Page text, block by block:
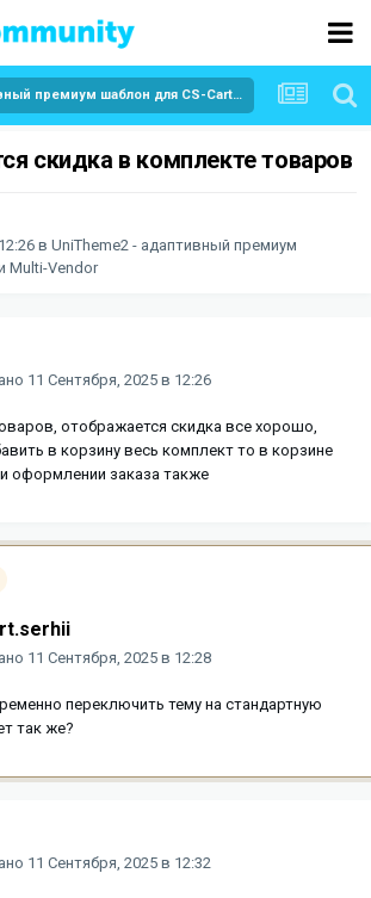
UniTheme2 - адаптивный премиум шаблон для CS-Cart и Multi-Vendor
скидка в комплекте товаров
в UniTheme2 - адаптивный премиум
Multi-Vendor
11 Сентября, 2025 в 12:26
отображается скидка все хорошо,
в корзину весь комплект то в корзине
оформлении заказа также
11 Сентября, 2025 в 12:28
переключить тему на стандартную
так же?
11 Сентября, 2025 в 12:32